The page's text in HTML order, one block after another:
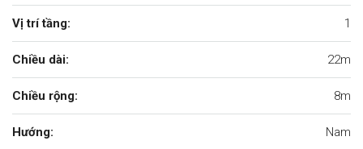
Vị trí tầng: 1
Chiều dài: 22m
Chiều rộng: 8m
Hướng: Nam